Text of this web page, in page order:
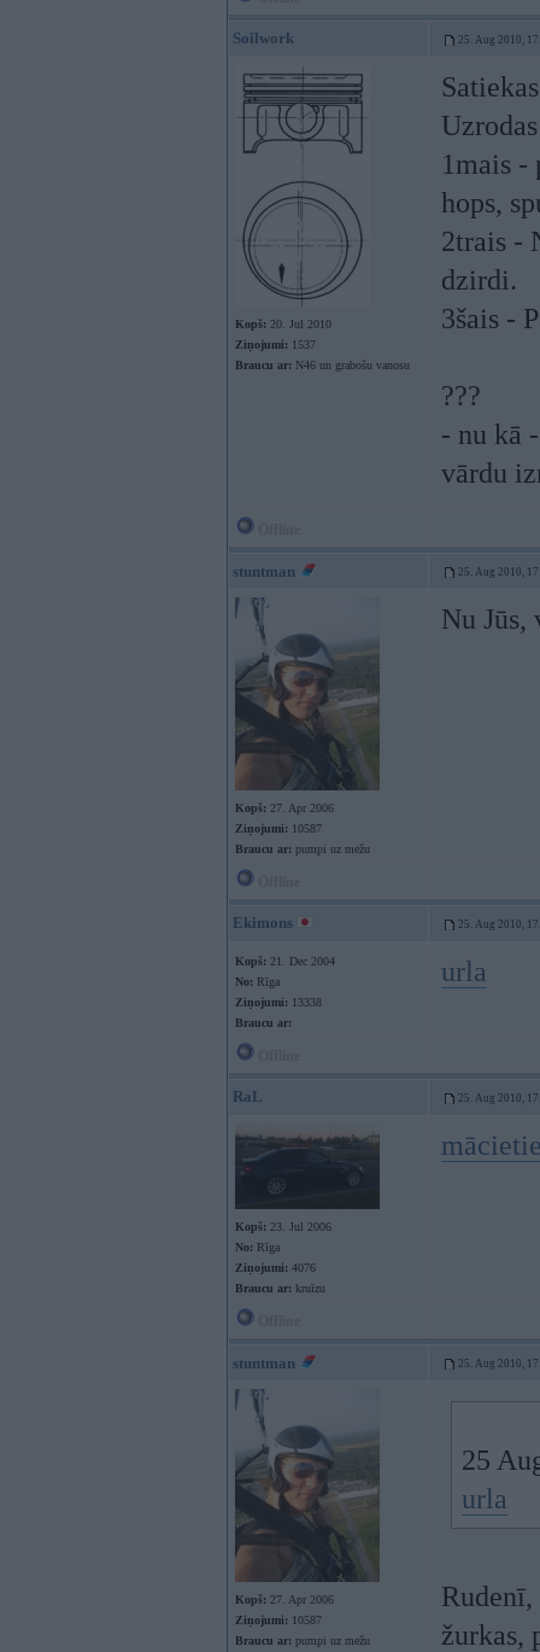
Soilwork 25. Aug 2010,
Kopš: 20. Jul 2010
Ziņojumi: 1537
Braucu ar: N46 un grabošu vanosu
1mais -
hops,
2trais -
dzirdi.
3šais -
???
- nu kā
vārdu
stuntman 25. Aug 2010,
Kopš: 27. Apr 2006
Ziņojumi: 10587
Braucu ar: pumpi uz mežu
Nu
Ekimons 25. Aug 2010,
Kopš: 21. Dec 2004
No: Rīga
Ziņojumi: 13338
Braucu ar:
urla
RaL 25. Aug 2010,
Kopš: 23. Jul 2006
No: Rīga
Ziņojumi: 4076
Braucu ar: kruīzu
stuntman 25. Aug 2010,
Kopš: 27. Apr 2006
Ziņojumi: 10587
Braucu ar: pumpi uz mežu
25
urla
žurkas,